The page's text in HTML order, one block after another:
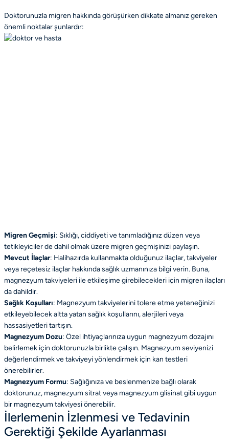
Doktorunuzla migren hakkında görüşürken dikkate almanız gereken
önemli noktalar şunlardır:
Migren Geçmişi: Sıklığı, ciddiyeti ve tanımladığınız düzen veya
tetikleyiciler de dahil olmak üzere migren geçmişinizi paylaşın.
Mevcut İlaçlar: Halihazırda kullanmakta olduğunuz ilaçlar, takviyeler
veya reçetesiz ilaçlar hakkında sağlık uzmanınıza bilgi verin. Buna,
magnezyum takviyeleri ile etkileşime girebilecekleri için migren ilaçları
da dahildir.
Sağlık Koşulları: Magnezyum takviyelerini tolere etme yeteneğinizi
etkileyebilecek altta yatan sağlık koşullarını, alerjileri veya
hassasiyetleri tartışın.
Magnezyum Dozu: Özel ihtiyaçlarınıza uygun magnezyum dozajını
belirlemek için doktorunuzla birlikte çalışın. Magnezyum seviyenizi
değerlendirmek ve takviyeyi yönlendirmek için kan testleri
önerebilirler.
Magnezyum Formu: Sağlığınıza ve beslenmenize bağlı olarak
doktorunuz, magnezyum sitrat veya magnezyum glisinat gibi uygun
bir magnezyum takviyesi önerebilir.
İlerlemenin İzlenmesi ve Tedavinin
Gerektiği Şekilde Ayarlanması